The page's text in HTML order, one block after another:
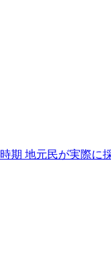
期 地元民が実際に